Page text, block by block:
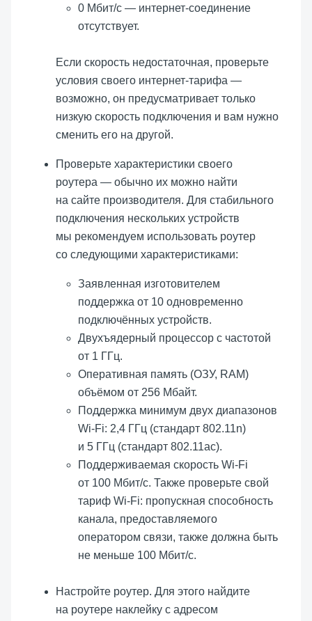
0 Мбит/с — интернет-соединение
отсутствует.
Если скорость недостаточная, проверьте
условия своего интернет-тарифа —
возможно, он предусматривает только
низкую скорость подключения и вам нужно
сменить его на другой.
Проверьте характеристики своего
роутера — обычно их можно найти
на сайте производителя. Для стабильного
подключения нескольких устройств
мы рекомендуем использовать роутер
со следующими характеристиками:
Заявленная изготовителем
поддержка от 10 одновременно
подключённых устройств.
Двухъядерный процессор с частотой
от 1 ГГц.
Оперативная память (ОЗУ, RAM)
объёмом от 256 Мбайт.
Поддержка минимум двух диапазонов
Wi-Fi: 2,4 ГГц (стандарт 802.11n)
и 5 ГГц (стандарт 802.11ac).
Поддерживаемая скорость Wi-Fi
от 100 Мбит/с. Также проверьте свой
тариф Wi-Fi: пропускная способность
канала, предоставляемого
оператором связи, также должна быть
не меньше 100 Мбит/с.
Настройте роутер. Для этого найдите
на роутере наклейку с адресом